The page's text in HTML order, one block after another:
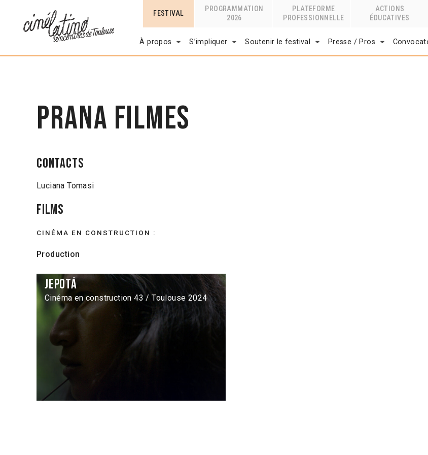
FESTIVAL
PROGRAMMATION
2026
PLATEFORME
PROFESSIONNELLE
ACTIONS
ÉDUCATIVES
À propos S’impliquer Soutenir le festival Presse / Pros
Prana Filmes
Contacts
Luciana Tomasi
Films
CINÉMA EN CONSTRUCTION :
Production
Jepotá
Cinéma en construction 43 / Toulouse 2024